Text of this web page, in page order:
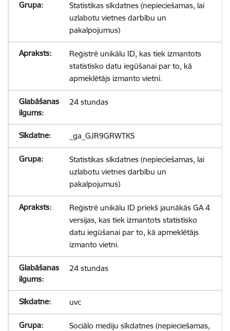
Statistikas sīkdatnes (nepieciešamas, lai
uzlabotu vietnes darbību un
pakalpojumus)
Reģistrē unikālu ID, kas tiek izmantots
statistisko datu iegūšanai par to, kā
apmeklētājs izmanto vietni.
24 stundas
_ga_GJR9GRWTKS
Statistikas sīkdatnes (nepieciešamas, lai
uzlabotu vietnes darbību un
pakalpojumus)
Reģistrē unikālu ID priekš jaunākās GA 4
versijas, kas tiek izmantots statistisko
datu iegūšanai par to, kā apmeklētājs
izmanto vietni.
24 stundas
uvc
Sociālo mediju sīkdatnes (nepieciešamas,